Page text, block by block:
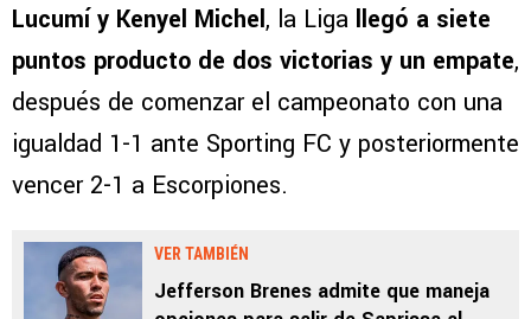
Lucumí y Kenyel Michel, la Liga llegó a siete
puntos producto de dos victorias y un empate,
después de comenzar el campeonato con una
igualdad 1-1 ante Sporting FC y posteriormente
vencer 2-1 a Escorpiones.
VER TAMBIÉN
Jefferson Brenes admite que maneja